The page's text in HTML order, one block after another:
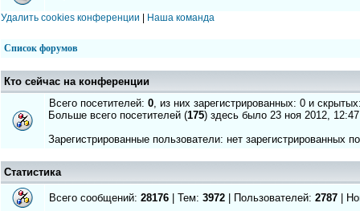
Удалить cookies конференции Наша команда
Список форумов
Кто сейчас на конференции
Всего посетителей: 0, из них зарегистрированных: 0 и
Больше всего посетителей (175) здесь было 23 ноя 2012, 12:47
Зарегистрированные пользователи: нет зарегистрированных
Статистика
Всего сообщений: 28176 | Тем: 3972 | Пользователей: 2787 |